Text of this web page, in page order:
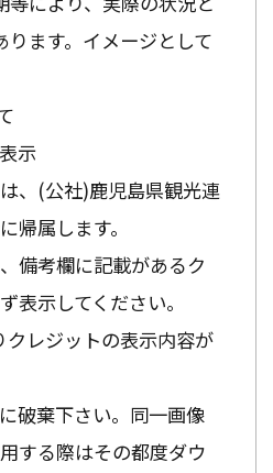
ります。イメージとして
示
、(公社)鹿児島県観光連
帰属します。
備考欄に記載があるク
表示してください。
レジットの表示内容が
破棄下さい。同一画像
する際はその都度ダウ